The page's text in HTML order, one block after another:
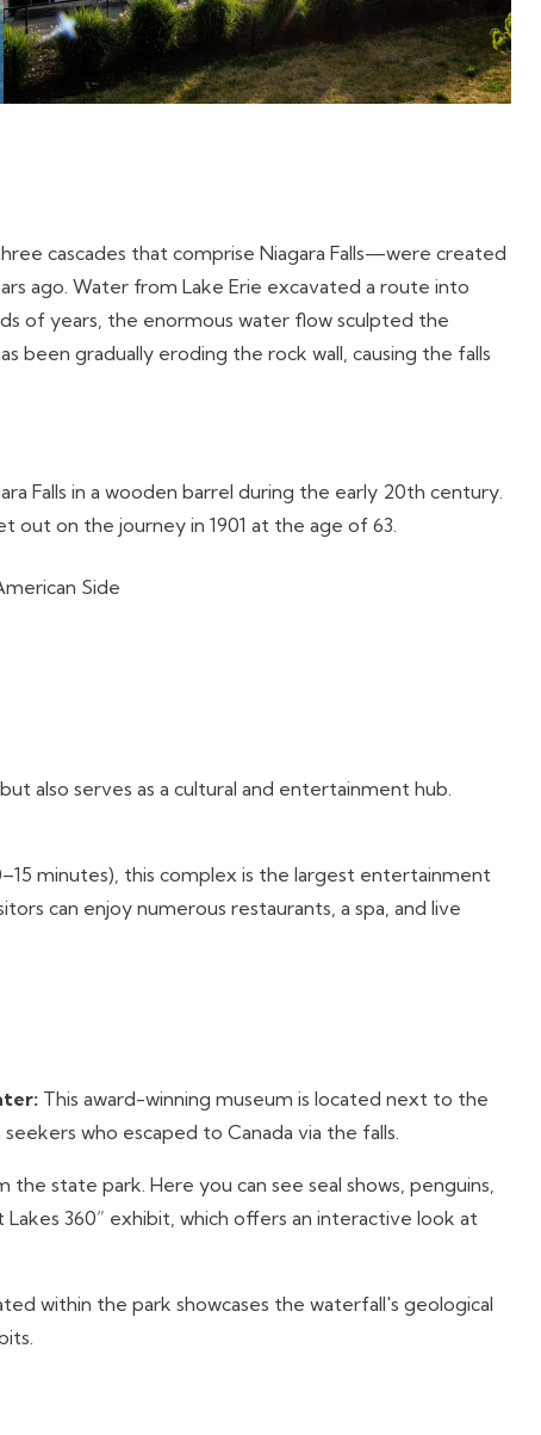
cascades that comprise Niagara Falls—were created
ago. Water from Lake Erie excavated a route into
of years, the enormous water flow sculpted the
been gradually eroding the rock wall, causing the falls
Falls in a wooden barrel during the early 20th century.
out on the journey in 1901 at the age of 63.
also serves as a cultural and entertainment hub.
minutes), this complex is the largest entertainment
can enjoy numerous restaurants, a spa, and live
This award-winning museum is located next to the
who escaped to Canada via the falls.
state park. Here you can see seal shows, penguins,
360” exhibit, which offers an interactive look at
within the park showcases the waterfall's geological